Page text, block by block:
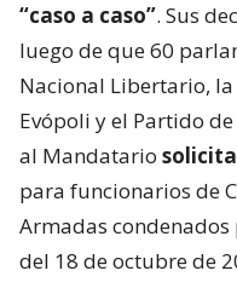
“caso a caso”. Sus
luego de que 60
Nacional Libertario, la
Evópoli y el Partido
al Mandatario
para funcionarios de
Armadas
del 18 de octubre de